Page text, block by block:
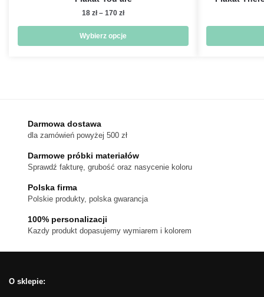
18 zł – 170 złZakres
od
18 zł
Wybierz opcje
można
wybrać
na
produktu
Darmowa dostawa
dla zamówień powyżej 500 zł
Darmowe próbki materiałów
Sprawdź fakturę, grubość oraz nasycenie koloru
Polska firma
Polskie produkty, polska gwarancja
100% personalizacji
Kazdy produkt dopasujemy wymiarem i kolorem
O sklepie: